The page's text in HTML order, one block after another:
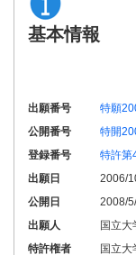
基本情報
出願番号
特願
公開番号
特開
登録番号
特許第
出願日
2006/
公開日
2008/
出願人
国立
特許権者
国立